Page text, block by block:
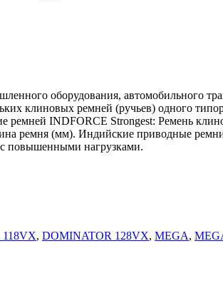
оборудования, автомобильного
клиновых ремней (ручьев) одного
ремней INDFORCE Strongest: Ремень
ремня (мм). Индийские приводные
с повышенными нагрузками.
, DOMINATOR 128VX, MEGA,